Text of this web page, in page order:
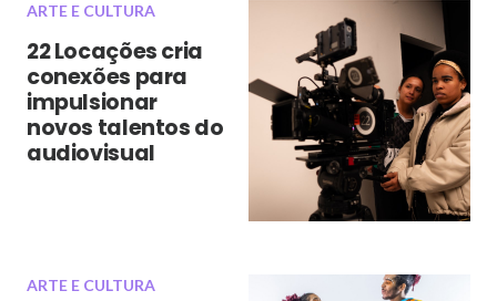
ARTE E CULTURA
22 Locações cria
conexões para
impulsionar
novos talentos do
audiovisual
ARTE E CULTURA